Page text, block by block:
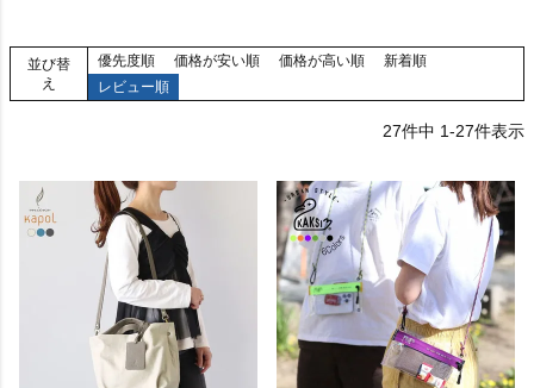
並び替
え
優先度順 価格が安い順 価格が高い順
新着順
レビュー順
27件中 1-27件表示